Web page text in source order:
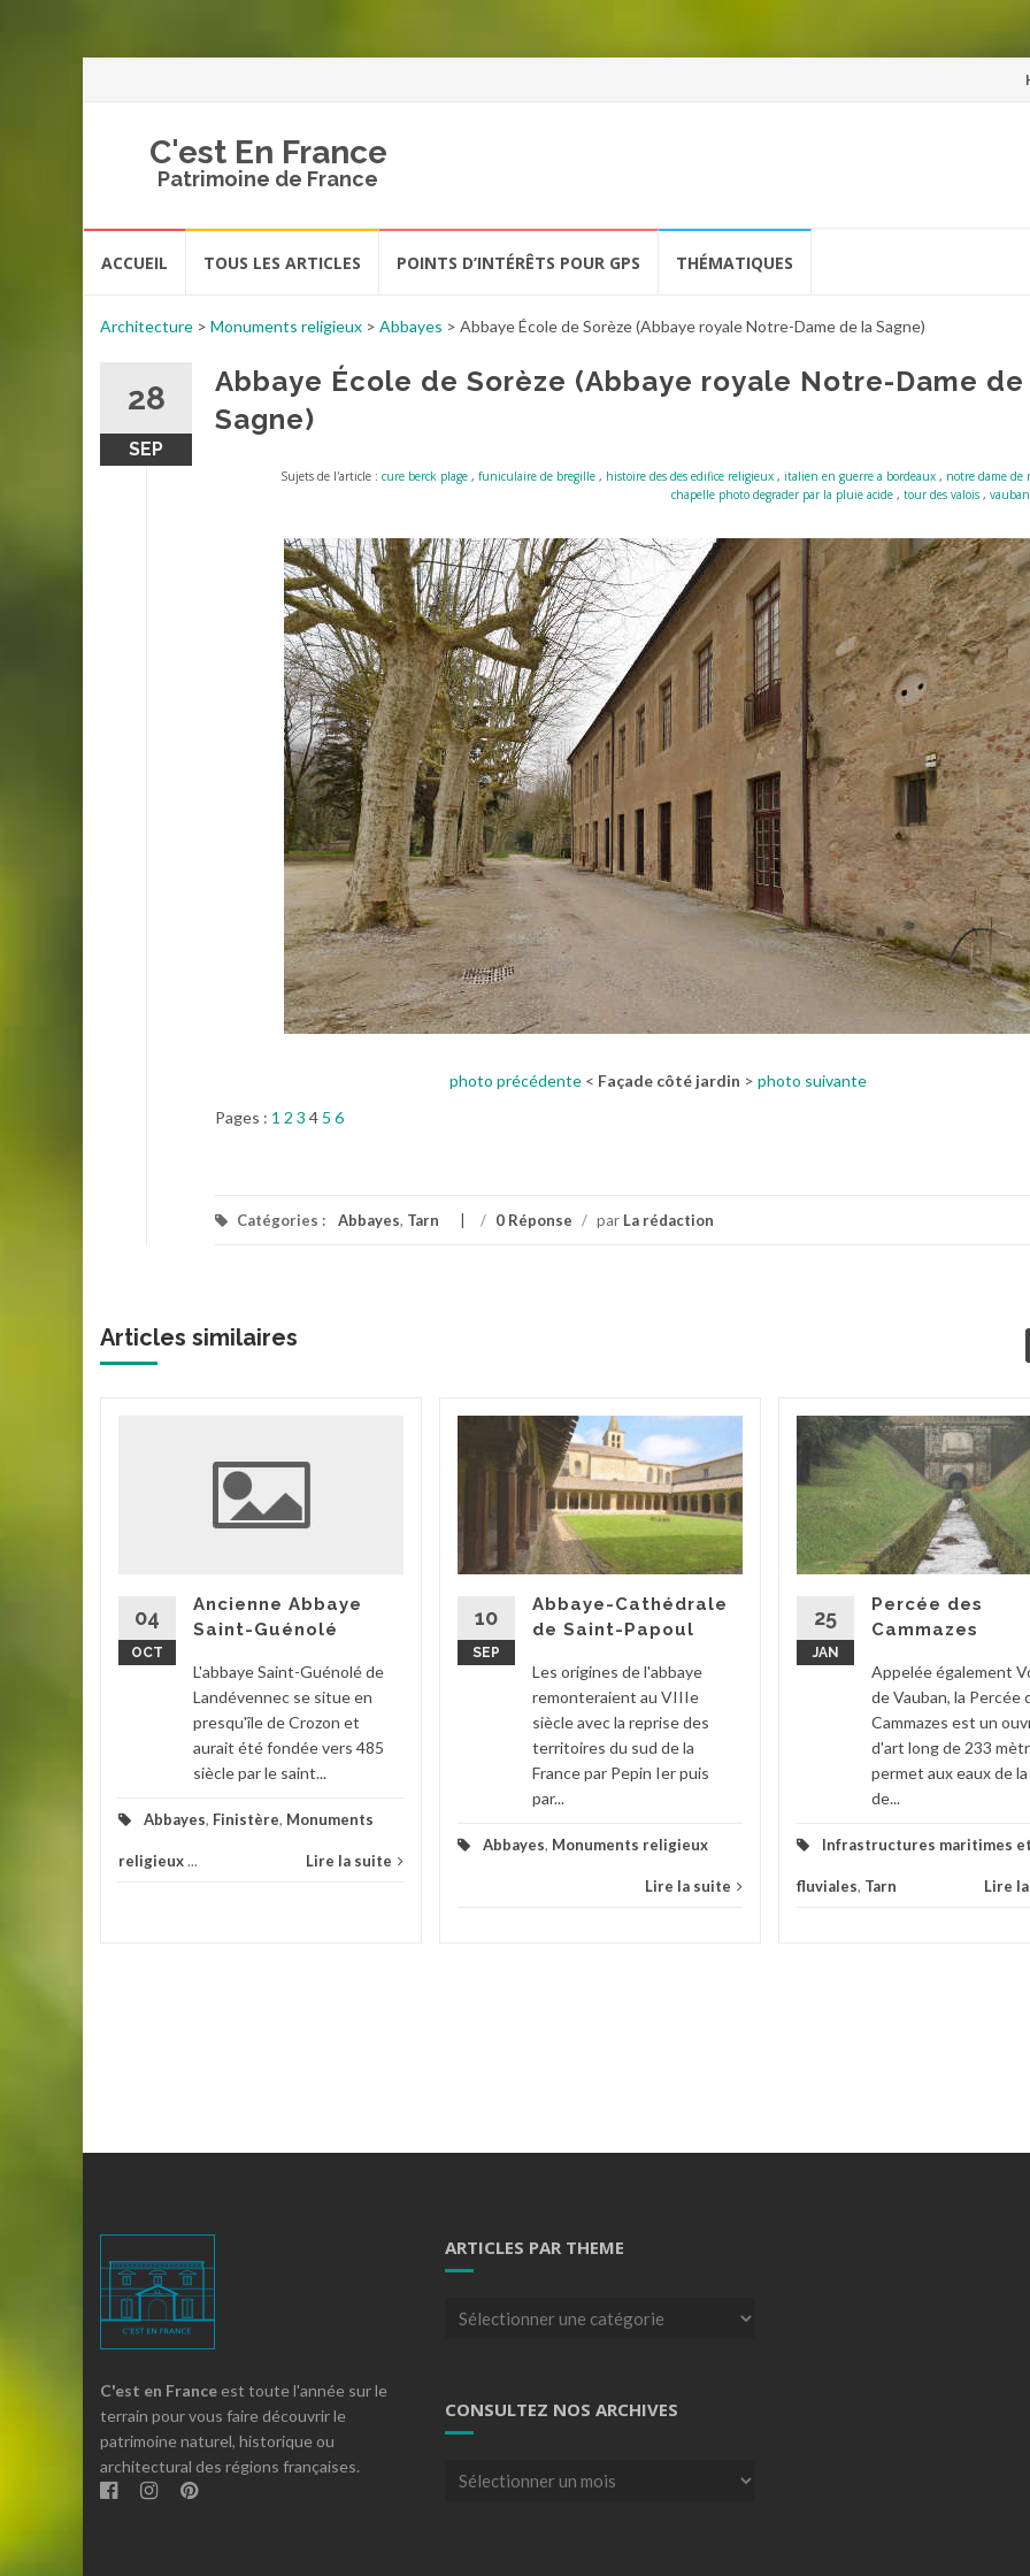
C'est En France
Patrimoine de France
ACCUEIL TOUS LES ARTICLES POINTS D’INTÉRÊTS POUR GPS THÉMATIQUES
Architecture > Monuments religieux > Abbayes > Abbaye École de Sorèze (Abbaye royale Notre-Dame de la Sagne)
28
SEP
Abbaye École de Sorèze (Abbaye royale Notre-Dame de
Sagne)
Sujets de l'article : cure berck plage , funiculaire de bregille , histoire des des edifice religieux , italien en guerre a bordeaux , notre dame de
chapelle photo degrader par la pluie acide , tour des valois ,
photo précédente< Façade côté jardin > photo suivante
Pages : 1 2 3 4 5 6
Catégories : Abbayes, Tarn / 0 Réponse / par La rédaction
Articles similaires
04
OCT
Ancienne Abbaye
Saint-Guénolé
L'abbaye Saint-Guénolé de
Landévennec se situe en
presqu'île de Crozon et
aurait été fondée vers 485
siècle par le saint...
Abbayes, Finistère, Monuments
religieux... Lire la suite
10
SEP
Abbaye-Cathédrale
de Saint-Papoul
Les origines de l'abbaye
remonteraient au VIIIe
siècle avec la reprise des
territoires du sud de la
France par Pepin Ier puis
par...
Abbayes, Monuments religieux
Lire la suite
25
JAN
Percée des
Cammazes
Appelée également
de Vauban, la Percée
Cammazes est un
d'art long de 233
permet aux eaux de
de...
Infrastructures maritimes et
fluviales, Tarn Lire
C'est en France est toute l'année sur le
terrain pour vous faire découvrir le
patrimoine naturel, historique ou
architectural des régions françaises.
ARTICLES PAR THEME
Articles
CONSULTEZ NOS ARCHIVES
Consultez